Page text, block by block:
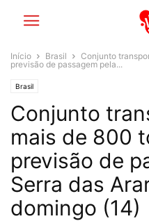
Início Brasil
Conjunto
previsão de passagem pela...
Brasil
Conjunto
mais de 800
previsão de
Serra das
domingo (14)